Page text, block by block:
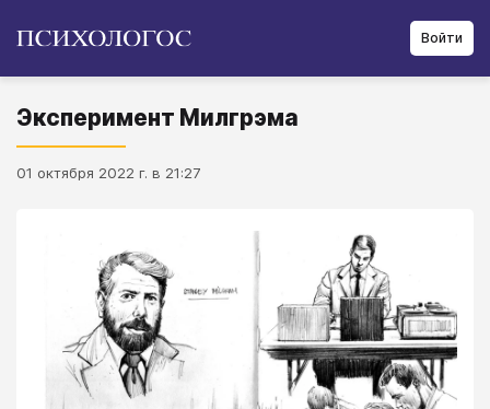
Войти
Эксперимент Милгрэма
01 октября 2022 г. в 21:27